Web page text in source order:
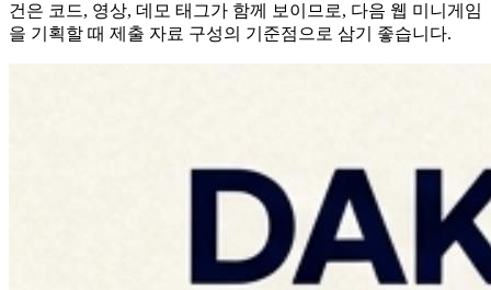
건은 코드, 영상, 데모 태그가 함께 보이므로, 다음 웹 미니게임
을 기획할 때 제출 자료 구성의 기준점으로 삼기 좋습니다.